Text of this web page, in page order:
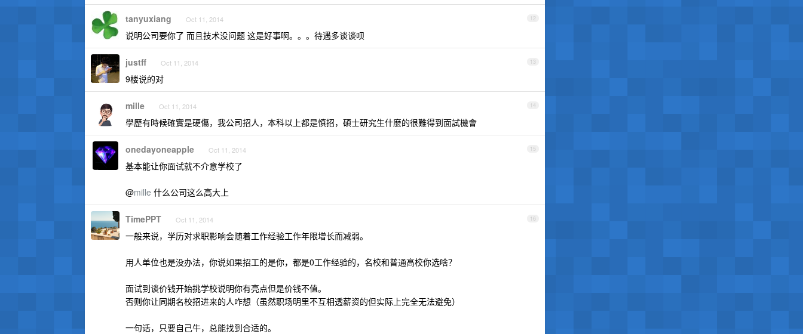
12
tanyuxiang Oct 11, 2014
说明公司要你了 而且技术没问题 这是好事啊。。。待遇多谈谈呗
13
justff Oct 11, 2014
9楼说的对
14
mille Oct 11, 2014
學歷有時候確實是硬傷，我公司招人，本科以上都是慎招，碩士研究生什麼的很難得到面試機會
15
onedayoneapple Oct 11, 2014
基本能让你面试就不介意学校了
@mille 什么公司这么高大上
16
TimePPT Oct 11, 2014
一般来说，学历对求职影响会随着工作经验工作年限增长而减弱。
用人单位也是没办法，你说如果招工的是你，都是0工作经验的，名校和普通高校你选啥？
面试到谈价钱开始挑学校说明你有亮点但是价钱不值。
否则你让同期名校招进来的人咋想（虽然职场明里不互相透薪资的但实际上完全无法避免）
一句话，只要自己牛，总能找到合适的。